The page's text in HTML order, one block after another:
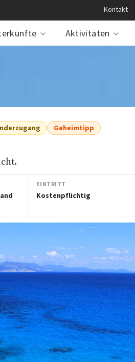
Kontakt
Aktivitäten
Geheimtipp
EINTRITT
Kostenpflichtig